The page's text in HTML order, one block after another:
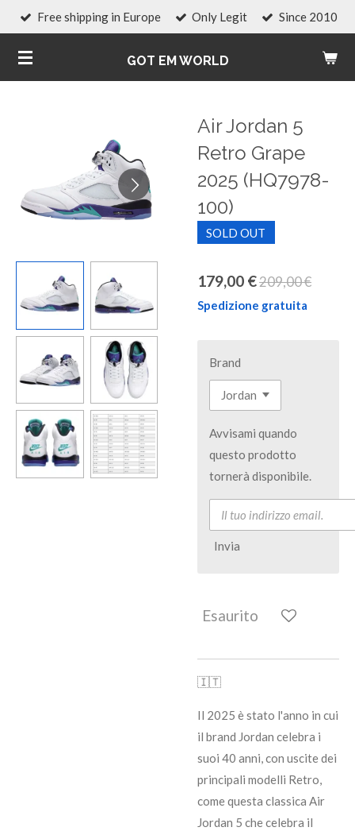
Vai
contenuto
principale
GOT EM WORLD
Free shipping in Europe Only Legit Since 2010
Air Jordan 5
Retro Grape
2025 (HQ7978-
100)
SOLD OUT
179,00 €209,00 €
Spedizione gratuita
Brand
Avvisami quando
questo prodotto
tornerà disponibile.
Invia
Esaurito
🇮🇹
Il 2025 è stato l'anno in cui
il brand Jordan celebra i
suoi 40 anni, con uscite dei
principali modelli Retro,
come questa classica Air
Jordan 5 che celebra il